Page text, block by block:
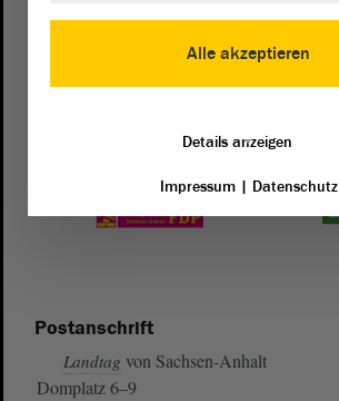
Postanschrift
Landtag von Sachsen-Anhalt
Domplatz 6–9
Alle akzeptieren
Details anzeigen
Impressum| Datenschutz